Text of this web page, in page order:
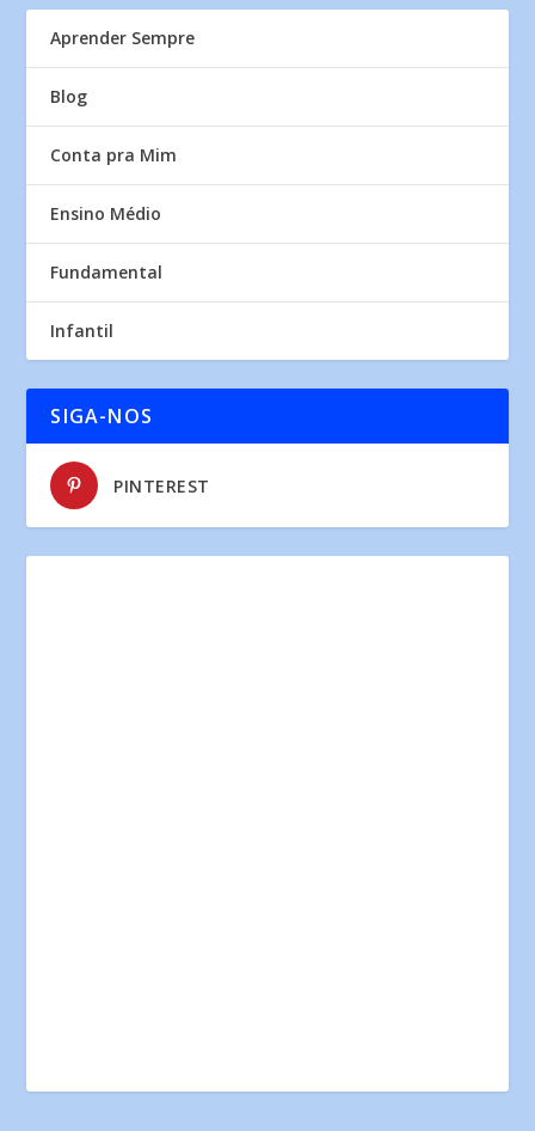
Aprender Sempre
Blog
Conta pra Mim
Ensino Médio
Fundamental
Infantil
SIGA-NOS
PINTEREST